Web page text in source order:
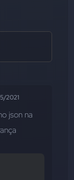
2021
json na